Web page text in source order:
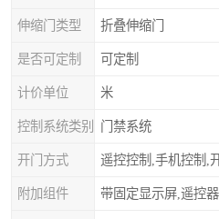
伸缩门类型 折叠伸缩门
是否可定制 可定制
计价单位 米
控制系统类别 门禁系统
开门方式 遥控控制,手机控制,
附加组件 带固定显示屏,遥控